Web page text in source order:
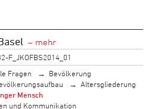
F_JKOFBS2014_01
Fragen
Bevölkerung
Altersgliederung
Mensch
und Kommunikation